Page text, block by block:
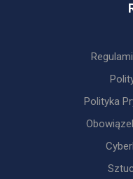
Polityka